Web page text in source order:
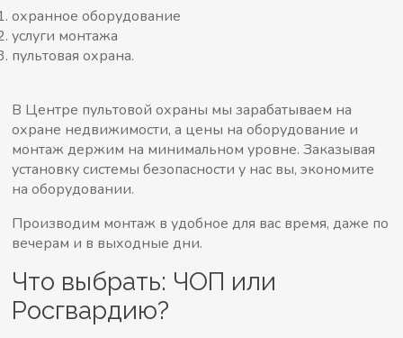
охранное оборудование
услуги монтажа
пультовая охрана.
В Центре пультовой охраны мы зарабатываем на
охране недвижимости, а цены на оборудование и
монтаж держим на минимальном уровне. Заказывая
установку системы безопасности у нас вы, экономите
на оборудовании.
Производим монтаж в удобное для вас время, даже по
вечерам и в выходные дни.
Что выбрать: ЧОП или
Росгвардию?